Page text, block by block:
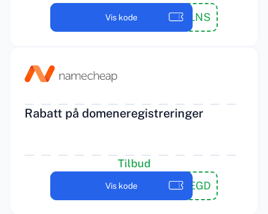
HOPEFLNS
Vis kode
Rabatt på domeneregistreringer
Tilbud
BYEBYEGD
Vis kode